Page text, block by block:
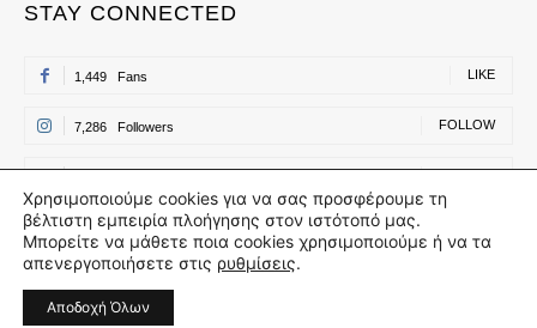
STAY CONNECTED
1,449 Fans LIKE
7,286 Followers FOLLOW
FOLLOW
500 Followers
Χρησιμοποιούμε cookies για να σας προσφέρουμε τη
βέλτιστη εμπειρία πλοήγησης στον ιστότοπό μας.
Μπορείτε να μάθετε ποια cookies χρησιμοποιούμε ή να τα
απενεργοποιήσετε στις ρυθμίσεις.
Αποδοχή Όλων